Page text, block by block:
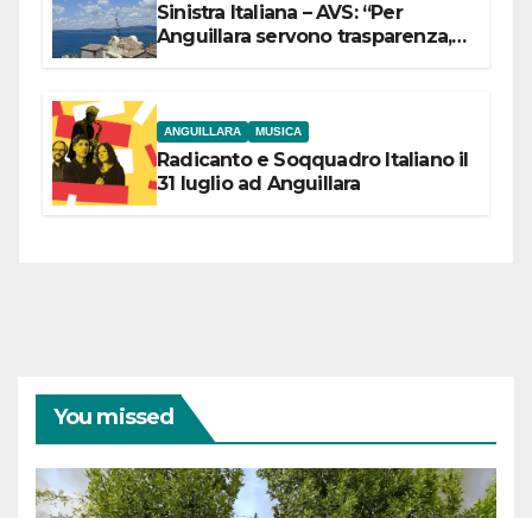
Sinistra Italiana – AVS: “Per
Anguillara servono trasparenza,
ANGUILLARA MUSICA
Radicanto e Soqquadro Italiano il
31 luglio ad Anguillara
You missed